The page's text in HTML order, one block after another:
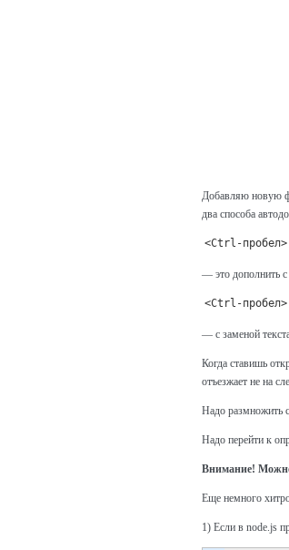
Добавляю новую
два способа
<Ctrl-
— это дополнить с
<Ctrl-
— с заменой
Когда ставишь
отъезжает не на
Надо размножить
Надо перейти к
Внимание!
Еще немного
1) Если в node.js